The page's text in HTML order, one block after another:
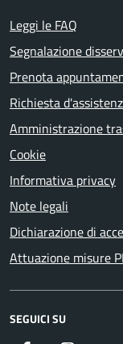
Leggi le FAQ
Segnalazione
Prenota
Richiesta
Amministrazione
Cookie
Informativa privacy
Note legali
Dichiarazione di
Attuazione misure
SEGUICI SU